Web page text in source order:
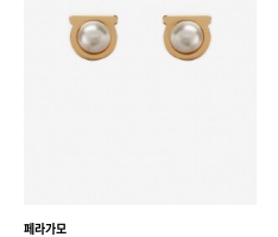
페라가모